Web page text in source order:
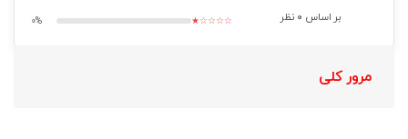
بر اساس 0 نظر
★☆☆☆☆
0%
مرور کلی